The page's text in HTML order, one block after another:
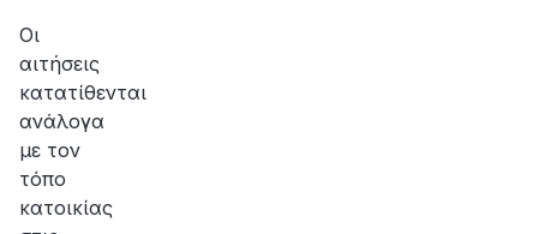
Οι
αιτήσεις
κατατίθενται
ανάλογα
με τον
τόπο
κατοικίας